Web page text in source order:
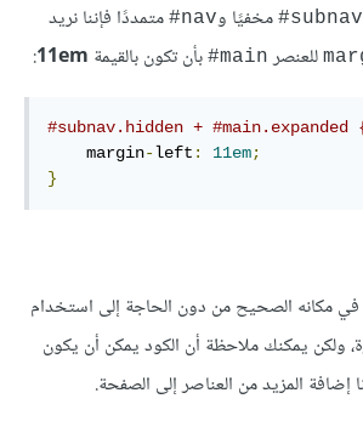
subnav
# مخفيًا وnav
# متمددًا فإننا نريد
للعنصر main
# بأن تكون بالقيمة 11em
:
#subnav.hidden + #main.expanded
    margin
-left : 11em;
}
مكانه الصحيح من دون الحاجة إلى استخدام
ولكن يمكنك ملاحظة أن الكود يمكن أن يكون
إضافة المزيد من العناصر إلى الصفحة.